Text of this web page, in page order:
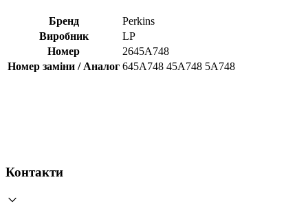
Бренд
Perkins
Виробник
LP
Номер
2645A748
Номер заміни / Аналог 645A748 45A748 5A748
Контакти